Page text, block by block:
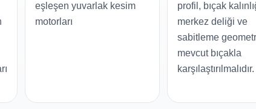
eşleşen yuvarlak kesim
motorları
profil, bıçak
merkez deliği ve
sabitleme
mevcut bıçakla
karşılaştırılmalıdır.